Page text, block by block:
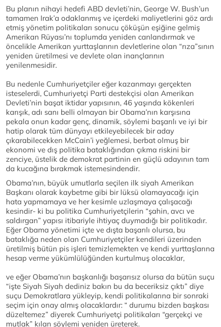
Bu planın nihayi hedefi ABD devleti’nin, George W. Bush’un
tamamen Irak’a odaklanmış ve içerdeki maliyetlerini göz ardı
etmiş yönetim politikaları sonucu çöküşün eşiğine gelmiş
Amerikan Rüyası’nı toplumda yeniden canlandırmak ve
öncelikle Amerikan yurttaşlarının devletlerine olan “rıza”sının
yeniden üretilmesi ve devlete olan inançlarının
yenilenmesidir.
Bu nedenle Cumhuriyetçiler eğer kazanmayı gerçekten
isteselerdi, Cumhuriyetçi Parti destekçisi olan Amerikan
Devleti’nin başat iktidar yapısının, 46 yaşında kökenleri
karışık, adı sanı belli olmayan bir Obama’nın karşısına
pekala onun kadar genç, dinamik, söylemi başarılı ve iyi bir
hatip olarak tüm dünyayı etkileyebilecek bir aday
çıkarabilecekken McCain’i yeğlemesi, berbat olmuş bir
ekonomi ve dış politika bataklığından çıkma riskini bir
zenciye, üstelik de demokrat partinin en güçlü adayının tam
da kucağına bırakmak istemesindendir.
Obama’nın, büyük umutlarla seçilen ilk siyah Amerikan
Başkanı olarak kaybetme gibi bir lüksü olamayacağı için
hata yapmamaya ve her kesimle uzlaşmaya çalışacağı
kesindir- ki bu politika Cumhuriyetçilerin “şahin, avcı ve
saldırgan” yapısı itibariyle ihtiyaç duymadığı bir politikadır.
Eğer Obama yönetimi içte ve dışta başarılı olursa, bu
bataklığa neden olan Cumhuriyetçiler kendileri üzerinden
üretilmiş bütün pis işleri temizlemekten ve kendi yurttaşlarına
hesap verme yükümlülüğünden kurtulmuş olacaklar,
ve eğer Obama’nın başkanlığı başarısız olursa da bütün suçu
“işte Siyah Siyah dediniz bakın bu da beceriksiz çıktı” diye
suçu Demokratlara yükleyip, kendi politikalarına bir sonraki
seçim için onay almış olacaklardır: “ durumu bizden başkası
düzeltemez” diyerek Cumhuriyetçi politikaları “gerçekçi ve
mutlak” kılan söylemi yeniden üreterek.